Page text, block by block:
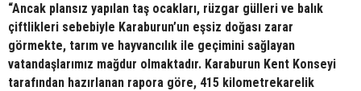
“Ancak plansız yapılan taş ocakları, rüzgar gülleri ve balık
çiftlikleri sebebiyle Karaburun’un eşsiz doğası zarar
görmekte, tarım ve hayvancılık ile geçimini sağlayan
vatandaşlarımız mağdur olmaktadır. Karaburun Kent Konseyi
tarafından hazırlanan rapora göre, 415 kilometrekarelik